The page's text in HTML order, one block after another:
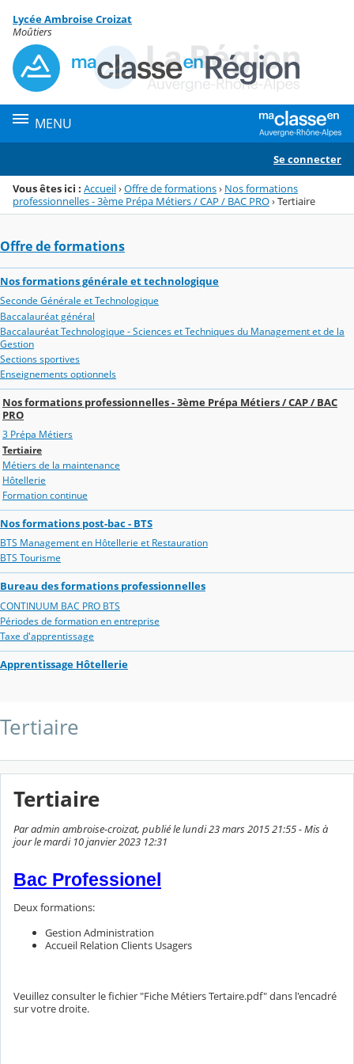
Menu de la rubrique
Contenu
Lycée Ambroise Croizat
Moûtiers
MENU
Se connecter
Vous êtes ici : Accueil›Offre de formations› Nos formations
professionnelles - 3ème Prépa Métiers / CAP / BAC PRO›Tertiaire
Offre de formations
Nos formations générale et technologique
Seconde Générale et Technologique
Baccalauréat général
Baccalauréat Technologique - Sciences et Techniques du Management et de la
Gestion
Sections sportives
Enseignements optionnels
Nos formations professionnelles - 3ème Prépa Métiers / CAP / BAC
PRO
3 Prépa Métiers
Tertiaire
Métiers de la maintenance
Hôtellerie
Formation continue
Nos formations post-bac - BTS
BTS Management en Hôtellerie et Restauration
BTS Tourisme
Bureau des formations professionnelles
CONTINUUM BAC PRO BTS
Périodes de formation en entreprise
Taxe d'apprentissage
Apprentissage Hôtellerie
Tertiaire
Tertiaire
Par admin ambroise-croizat, publié le lundi 23 mars 2015 21:55 - Mis à
jour le mardi 10 janvier 2023 12:31
Bac Professionel
Deux formations:
Gestion Administration
Accueil Relation Clients Usagers
Veuillez consulter le fichier "Fiche Métiers Tertaire.pdf" dans l'encadré
sur votre droite.